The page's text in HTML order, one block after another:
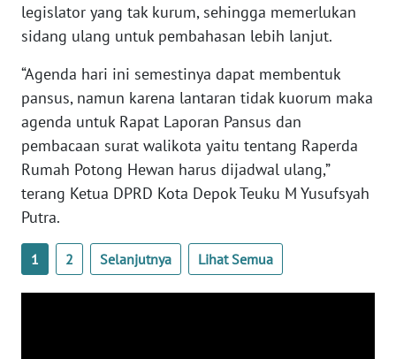
legislator yang tak kurum, sehingga memerlukan
sidang ulang untuk pembahasan lebih lanjut.
“Agenda hari ini semestinya dapat membentuk
pansus, namun karena lantaran tidak kuorum maka
agenda untuk Rapat Laporan Pansus dan
pembacaan surat walikota yaitu tentang Raperda
Rumah Potong Hewan harus dijadwal ulang,”
terang Ketua DPRD Kota Depok Teuku M Yusufsyah
Putra.
1 2 Selanjutnya Lihat Semua
JOGJA
JATIM
WN
BALI
WN